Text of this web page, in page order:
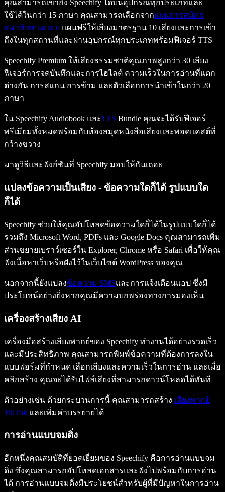
คุณสามารถเข้าถึง Speechify ได้บนอุปกรณ์ทุกประเภทและ
ใช้ได้ในกว่า 15 ภาษา คุณสามารถเลือกจากแผนการสมัคร
สมาชิกสามแบบ แผนฟรีให้เสียงมาตรฐาน 10 เสียงและการเข้า
ถึงในทุกสถานที่และผ่านอุปกรณ์ทุกประเภทพร้อมฟีเจอร์ TTS
Speechify Premium ให้เสียงธรรมชาติคุณภาพสูงกว่า 30 เสียง
ฟีเจอร์การจดบันทึกและการไฮไลต์ ความเร็วในการอ่านที่แตก
ต่างกัน การสแกน การข้าม และตัวเลือกการนำเข้าในกว่า 20
ภาษา
ใน Speechify Audiobook และTTS Bundle คุณจะได้รับฟีเจอร์
พรีเมียมทั้งหมดพร้อมกับห้องสมุดหนังสือเสียงและพอดแคสต์ที่
กว้างขวาง
มาดูวิธีและฟังก์ชันที่ Speechify มอบให้กันเถอะ
แปลงข้อความเป็นเสียง - ข้อความใดก็ได้ รูปแบบใด
ก็ได้
Speechify ช่วยให้คุณอัปโหลดข้อความใดก็ได้ในรูปแบบใดก็ได้
รวมถึง Microsoft Word, PDFs และ Google Docs คุณสามารถเพิ่ม
ส่วนขยายเบราว์เซอร์ใน Explorer, Chrome หรือ Safari เพื่อให้คุณ
ฟังเนื้อหาเว็บหรือฝังไว้ในเว็บไซต์ WordPress ของคุณ
นอกจากนี้ยังแปลงข้อความ SMSและการแจ้งเตือนแอป ซึ่งมี
ประโยชน์อย่างยิ่งหากคุณมีความบกพร่องทางการมองเห็น
เครื่องสร้างเสียง AI
เครื่องมือสร้างเสียงพากย์ของ Speechify ทำงานได้อย่างรวดเร็ว
และมีประสิทธิภาพ คุณสามารถพิมพ์ข้อความที่ต้องการลงใน
แบบฟอร์มที่กำหนด เลือกเสียงและความเร็วในการอ่าน และเมื่อ
คลิกสร้าง คุณจะได้รับไฟล์เสียงที่สามารถดาวน์โหลดได้ทันที
ตัวอย่างเช่น ด้วยกระบวนการนี้ คุณสามารถสร้าง เสียงพากย์
TikTok และเพิ่มคำบรรยายได้
การอ่านแบบจมดิ่ง
อีกหนึ่งคุณสมบัติที่ยอดเยี่ยมของ Speechify คือการอ่านแบบจม
ดิ่ง ซึ่งคุณสามารถอัปโหลดเอกสารและฟังไปพร้อมกับการอ่าน
ได้ การอ่านแบบจมดิ่งมีประโยชน์สำหรับผู้ที่มีปัญหาในการอ่าน